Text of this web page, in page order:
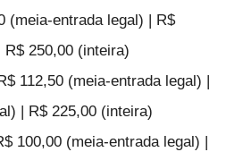
(meia-entrada legal) | R$
250,00 (inteira)
112,50 (meia-entrada legal) |
| R$ 225,00 (inteira)
100,00 (meia-entrada legal) |